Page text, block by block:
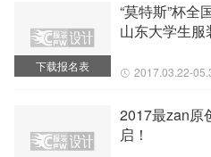
下载报名表
“莫特斯”杯全
山东大学生服
2017.03.22-
2017最zan原
启！